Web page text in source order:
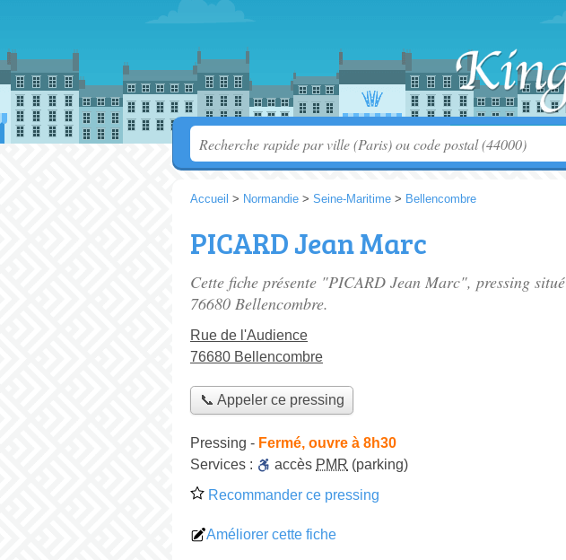
Accueil > Normandie > Seine-Maritime > Bellencombre
PICARD Jean Marc
Cette fiche présente "PICARD Jean Marc", pressing situé
76680 Bellencombre.
Rue de l'Audience
76680 Bellencombre
📞 Appeler ce pressing
Pressing - Fermé, ouvre à 8h30
Services :
accès PMR (parking)
Recommander ce pressing
Améliorer cette fiche